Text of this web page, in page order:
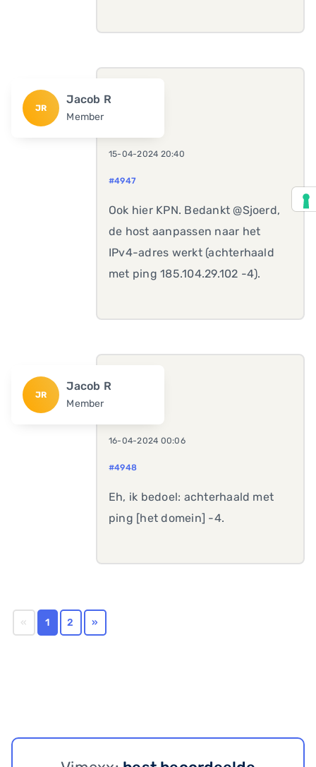
JR
Jacob R
Member
15-04-2024 20:40
#4947
Ook hier KPN. Bedankt @Sjoerd,
de host aanpassen naar het
IPv4-adres werkt (achterhaald
met ping 185.104.29.102 -4).
JR
Jacob R
Member
16-04-2024 00:06
#4948
Eh, ik bedoel: achterhaald met
ping [het domein] -4.
« 1 2 »